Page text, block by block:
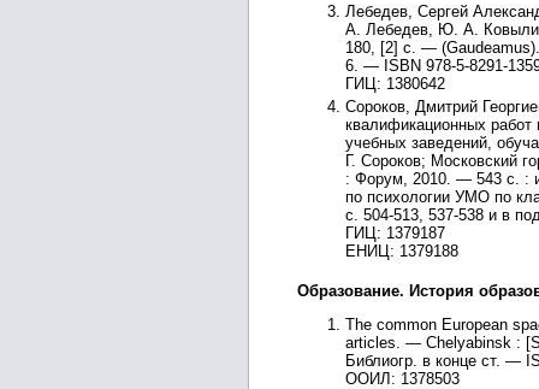
Лебедев, Сергей
А. Лебедев, Ю. А.
180, [2] с. —
6. — ISBN 978-5-8291-
ГИЦ: 1380642
Сороков, Дмитрий
квалификационных работ
учебных заведений,
Г. Сороков; Московский
: Форум, 2010. — 543 с. :
по психологии УМО по
с. 504-513, 537-538 и в
ГИЦ: 1379187
ЕНИЦ: 1379188
Образование. История
The common European
articles. — Chelyabinsk :
Библиогр. в конце ст. —
ООИЛ: 1378503